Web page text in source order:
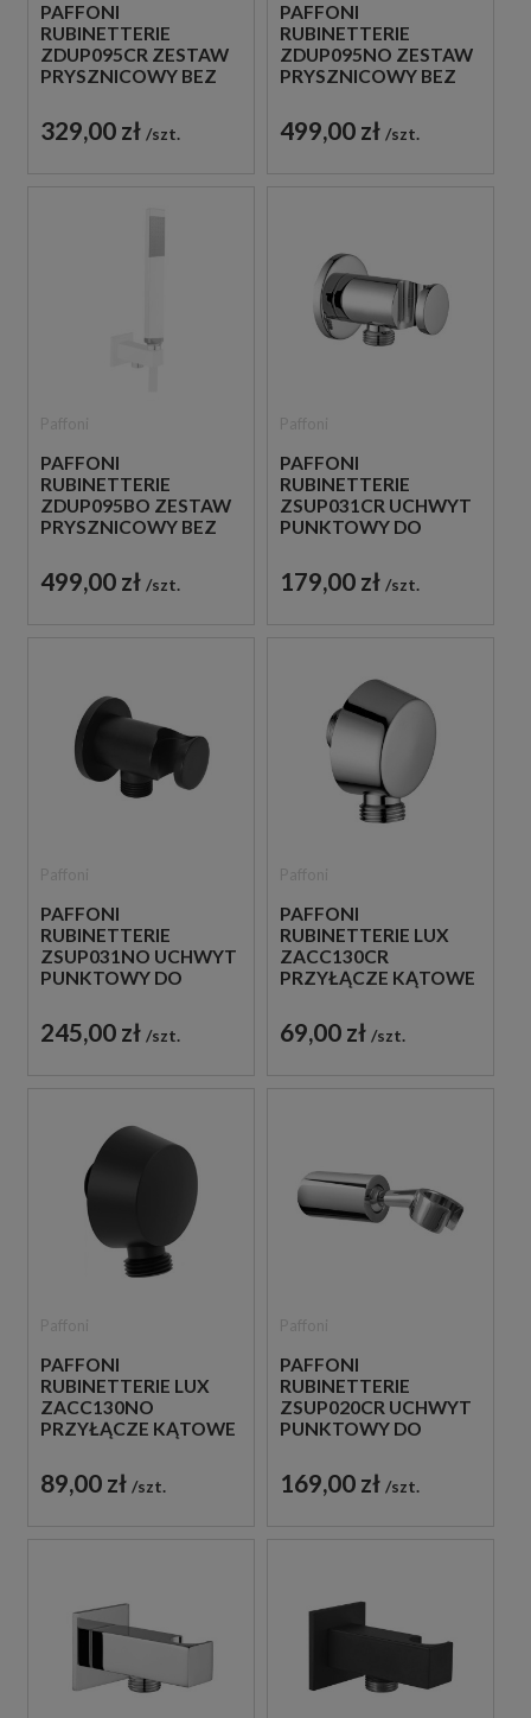
PAFFONI
RUBINETTERIE
ZDUP095CR ZESTAW
PRYSZNICOWY BEZ
329,00 zł szt.
PAFFONI
RUBINETTERIE
ZDUP095NO ZESTAW
PRYSZNICOWY BEZ
499,00 zł szt.
PAFFONI
RUBINETTERIE
ZDUP095BO ZESTAW
PRYSZNICOWY BEZ
499,00 zł szt.
PAFFONI
RUBINETTERIE
ZSUP031CR UCHWYT
PUNKTOWY DO
179,00 zł szt.
PAFFONI
RUBINETTERIE
ZSUP031NO UCHWYT
PUNKTOWY DO
245,00 zł szt.
PAFFONI
RUBINETTERIE LUX
ZACC130CR
PRZYŁĄCZE KĄTOWE
69,00 zł szt.
PAFFONI
RUBINETTERIE LUX
ZACC130NO
PRZYŁĄCZE KĄTOWE
89,00 zł szt.
PAFFONI
RUBINETTERIE
ZSUP020CR UCHWYT
PUNKTOWY DO
169,00 zł szt.